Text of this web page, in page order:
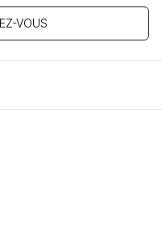
VOUS